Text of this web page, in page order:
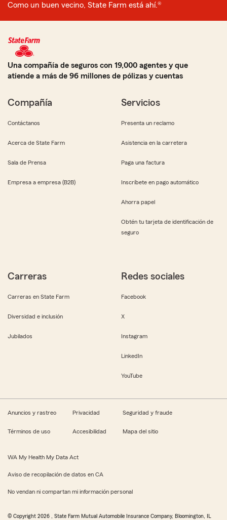
Como un buen vecino, State Farm está ahí.®
Una compañía de seguros con 19,000 agentes y que
atiende a más de 96 millones de pólizas y cuentas
Compañía
Contáctanos
Acerca de State Farm
Sala de Prensa
Empresa a empresa (B2B)
Servicios
Presenta un reclamo
Asistencia en la carretera
Paga una factura
Inscríbete en pago automático
Ahorra papel
Obtén tu tarjeta de identificación de
seguro
Carreras
Carreras en State Farm
Diversidad e inclusión
Jubilados
Redes sociales
Facebook
X
Instagram
LinkedIn
YouTube
Anuncios y rastreo Privacidad Seguridad y fraude
Términos de uso Accesibilidad Mapa del sitio
WA My Health My Data Act
Aviso de recopilación de datos en CA
No vendan ni compartan mi información personal
© Copyright 2026 , State Farm Mutual Automobile Insurance Company, Bloomington, IL